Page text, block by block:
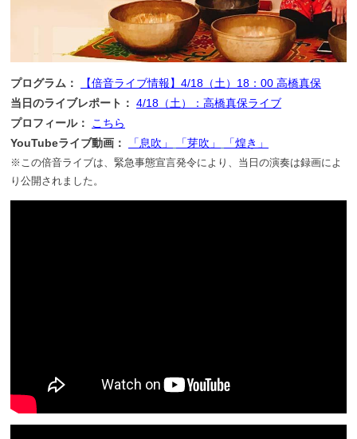
プログラム：
【倍音ライブ情報】4/18（土）18：00 高橋真保
当日のライブレポート： 4/18（土）：高橋真保ライブ
プロフィール：
こちら
YouTubeライブ動画：
「息吹」 「芽吹」 「煌き」
※この倍音ライブは、緊急事態宣言発令により、当日の演奏は録画によ
り公開されました。